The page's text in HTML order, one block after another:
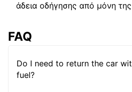
άδεια οδήγησης από μόνη
FAQ
Do I need to return the car
fuel?